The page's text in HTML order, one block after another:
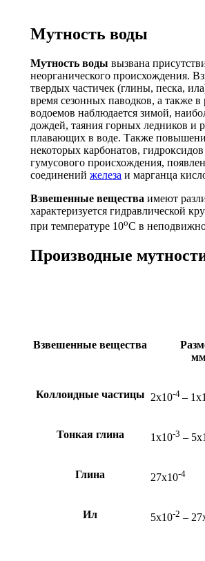
Мутность воды
Мутность воды вызвана
неорганического происхождения.
твердых частичек (глины, песка,
время сезонных паводков, а также
водоемов наблюдается зимой,
дождей, таяния горных ледников и
плавающих в воде. Также
некоторых карбонатов,
гумусового происхождения,
соединений железа и марганца
Взвешенные вещества имеют
характеризуется гидравлической
при температуре 10оС в
Производные
Взвешенные вещества
Коллоидные частицы 2х10-4 –
Тонкая глина 1х10-3 –
Глина 27х10-4
Ил 5х10-2 –